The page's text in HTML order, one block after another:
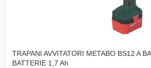
TRAPANI AVVITATORI METABO BS12 A
BATTERIE 1,7 Ah